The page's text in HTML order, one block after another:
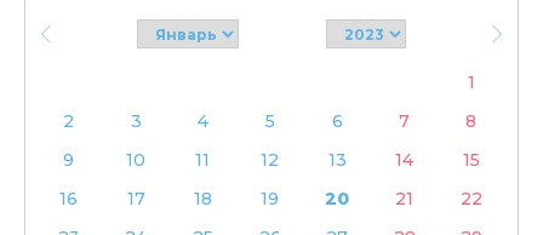
1
2
3 4 5 6 7
8
9
10 11 12 13 14
15
16
17 18 19 20 21
22